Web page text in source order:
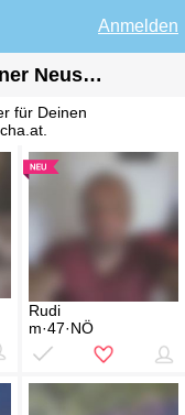
Anmelden
Seitensprung in Wiener Neustadt
für Deinen
Rudi
m·47·NÖ